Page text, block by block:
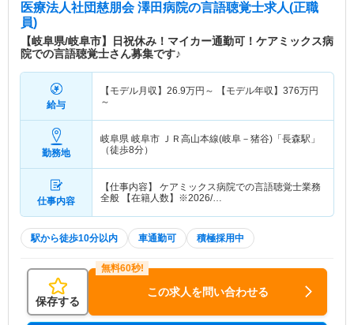
医療法人社団慈朋会 澤田病院の言語聴覚士求人(正職
員)
【岐阜県/岐阜市】日祝休み！マイカー通勤可！ケアミックス病
院での言語聴覚士さん募集です♪
給与
【モデル月収】 26.9万円～ 【モデル年収】 376万円
～
勤務地
岐阜県 岐阜市 ＪＲ高山本線(岐阜－猪谷)「長森駅」
（徒歩8分）
仕事内容
【仕事内容】 ケアミックス病院での言語聴覚士業務
全般 【在籍人数】※2026/…
駅から徒歩10分以内 車通勤可 積極採用中
保存する
この求人を問い合わせる